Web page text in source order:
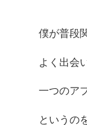
僕が普段
よく出会
一つのア
というの